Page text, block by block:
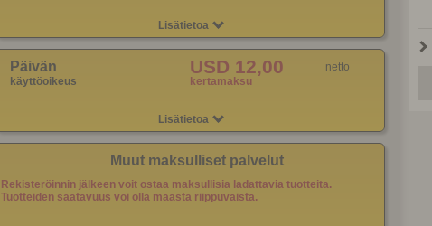
Lisätietoa
Päivän
käyttöoikeus
USD 12,00
kertamaksu
netto
Lisätietoa
Muut maksulliset palvelut
Rekisteröinnin jälkeen voit ostaa maksullisia ladattavia tuotteita.
Tuotteiden saatavuus voi olla maasta riippuvaista.